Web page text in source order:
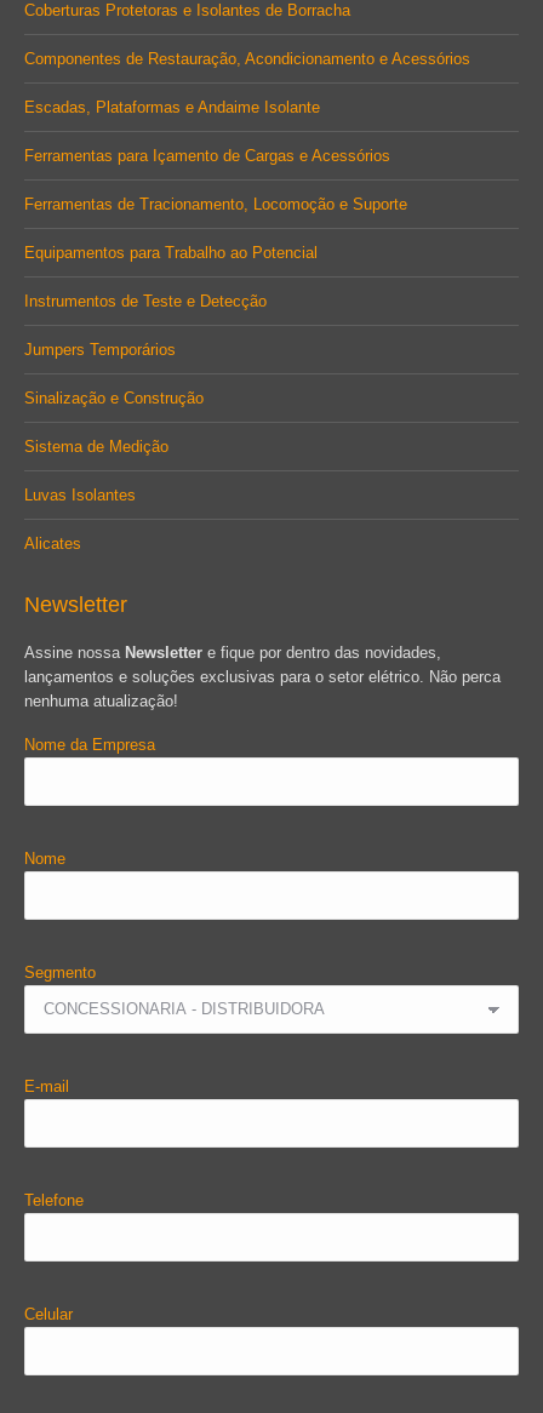
Coberturas Protetoras e Isolantes de Borracha
Componentes de Restauração, Acondicionamento e Acessórios
Escadas, Plataformas e Andaime Isolante
Ferramentas para Içamento de Cargas e Acessórios
Ferramentas de Tracionamento, Locomoção e Suporte
Equipamentos para Trabalho ao Potencial
Instrumentos de Teste e Detecção
Jumpers Temporários
Sinalização e Construção
Sistema de Medição
Luvas Isolantes
Alicates
Newsletter
Assine nossa Newsletter e fique por dentro das novidades,
lançamentos e soluções exclusivas para o setor elétrico. Não perca
nenhuma atualização!
Nome da Empresa
Nome
Segmento
E-mail
Telefone
Celular